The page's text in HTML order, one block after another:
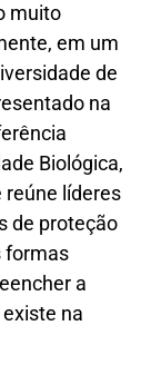
muito
em um
de
na
Biológica,
reúne líderes
de proteção
formas
a
na